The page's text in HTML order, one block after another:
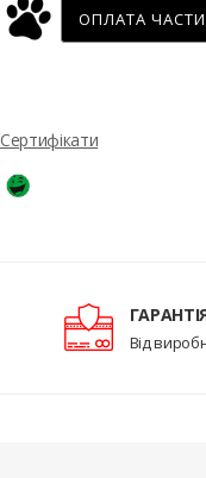
ОПЛАТА
Сертифікати
Від